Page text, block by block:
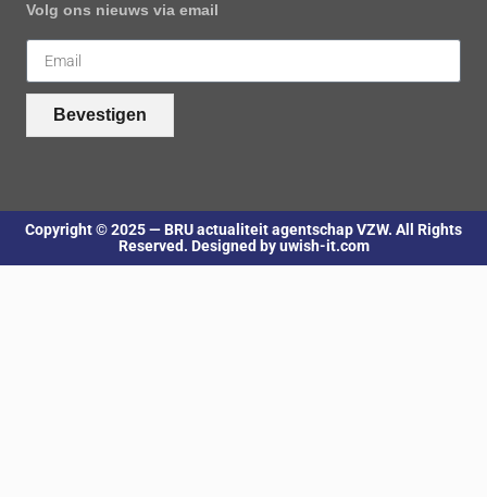
Volg ons nieuws via email
Bevestigen
Copyright © 2025 — BRU actualiteit agentschap VZW. All Rights
Reserved. Designed by uwish-it.com